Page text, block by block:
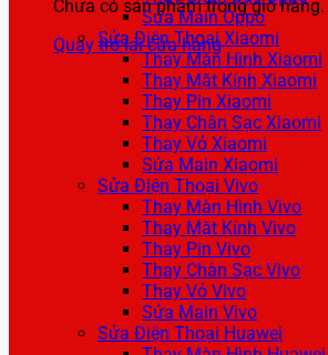
Chưa có sản phẩm trong giỏ hàng.
Quay trở lại cửa hàng
Sửa Main Oppo
Sửa Điện Thoại Xiaomi
Thay Màn Hình Xiaomi
Thay Mặt Kính Xiaomi
Thay Pin Xiaomi
Thay Chân Sạc Xiaomi
Thay Vỏ Xiaomi
Sửa Main Xiaomi
Sửa Điện Thoại Vivo
Thay Màn Hình Vivo
Thay Mặt Kính Vivo
Thay Pin Vivo
Thay Chân Sạc Vivo
Thay Vỏ Vivo
Sửa Main Vivo
Sửa Điện Thoại Huawei